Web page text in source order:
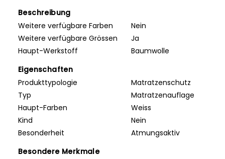
Beschreibung
Weitere verfügbare Farben
Nein
Weitere verfügbare Grössen
Ja
Haupt-Werkstoff
Baumwolle
Eigenschaften
Produkttypologie
Matratzenschutz
Typ
Matratzenauflage
Haupt-Farben
Weiss
Kind
Nein
Besonderheit
Atmungsaktiv
Besondere Merkmale